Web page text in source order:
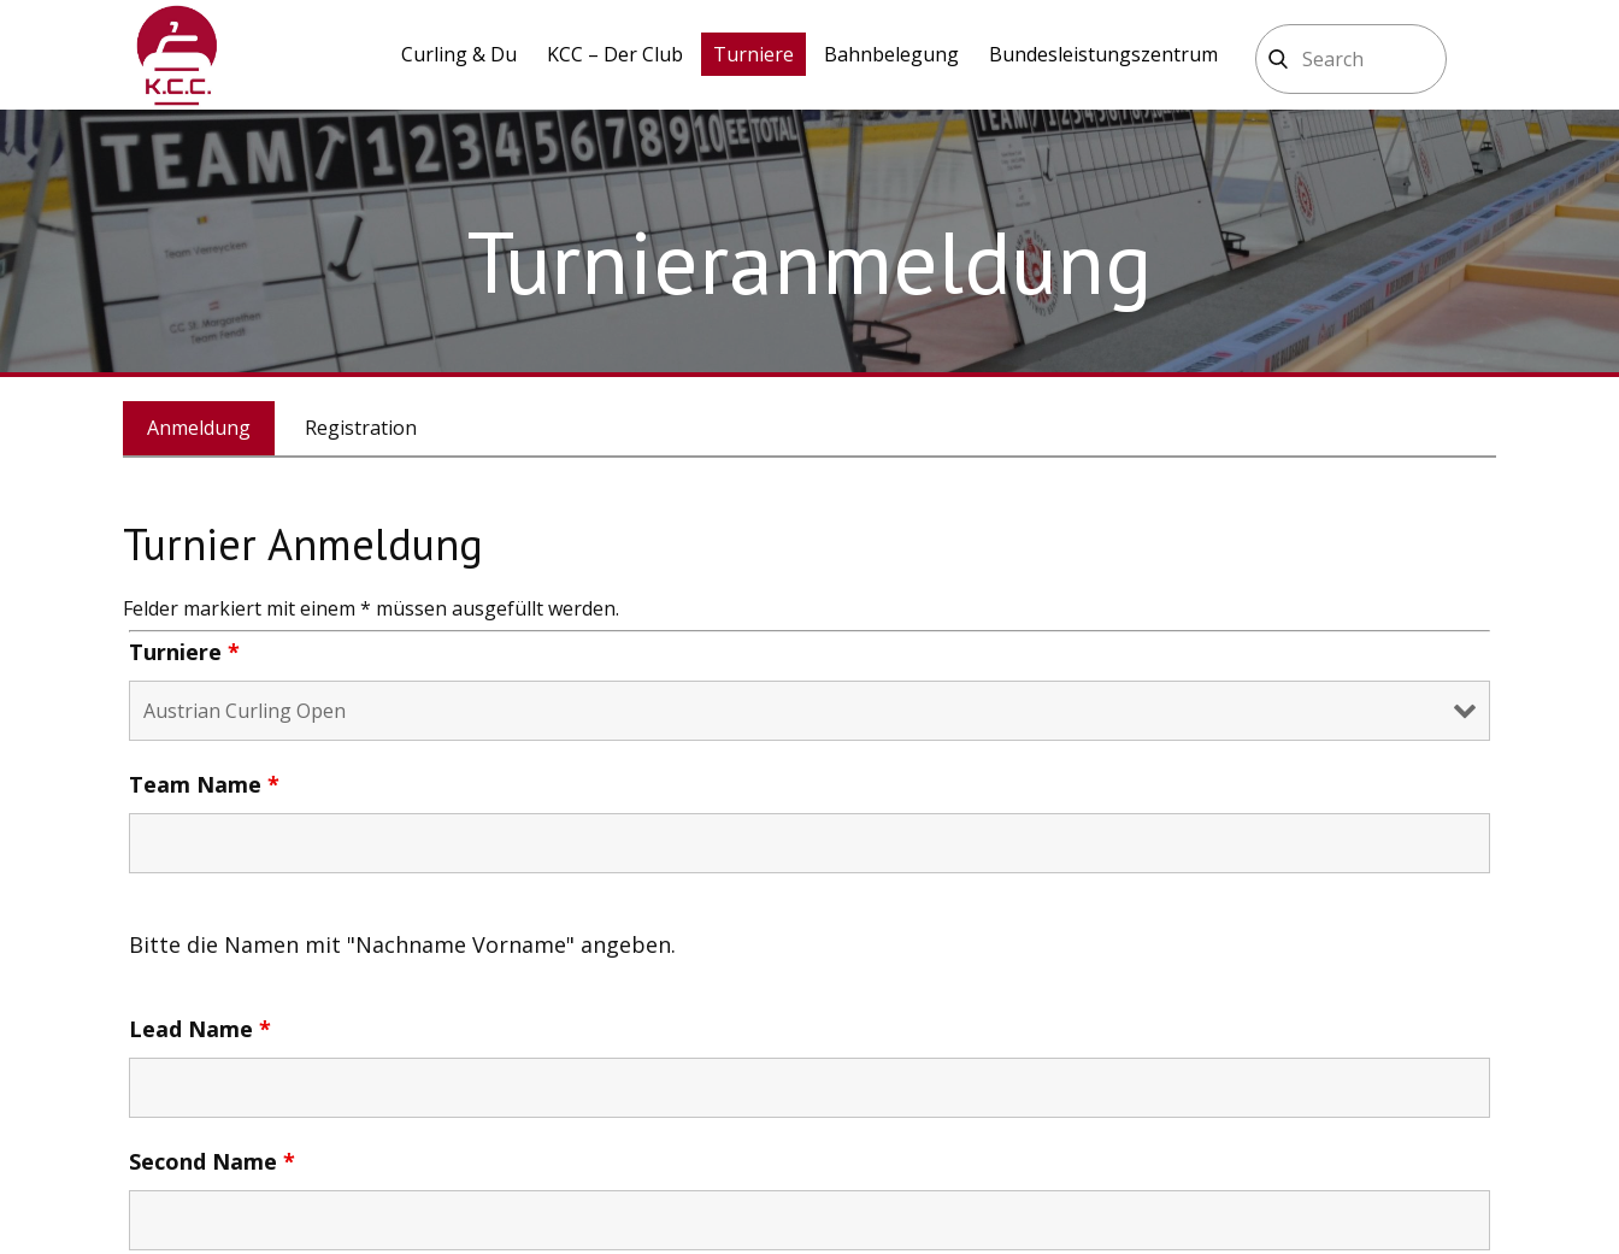
Curling & Du KCC – Der Club Turniere Bahnbelegung Bundesleistungszentrum
Turnieranmeldung
Anmeldung Registration
Turnier Anmeldung
Felder markiert mit einem * müssen ausgefüllt werden.
Turniere *
Team Name *
Bitte die Namen mit "Nachname Vorname" angeben.
Lead Name *
Second Name *